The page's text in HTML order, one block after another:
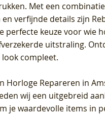
Met een
verfijnde details zijn
perfecte keuze voor wie
uitstraling.
look compleet.
Horloge Repareren in
wij een uitgebreid
je waardevolle items in